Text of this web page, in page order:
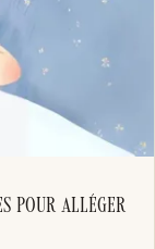
pour alléger